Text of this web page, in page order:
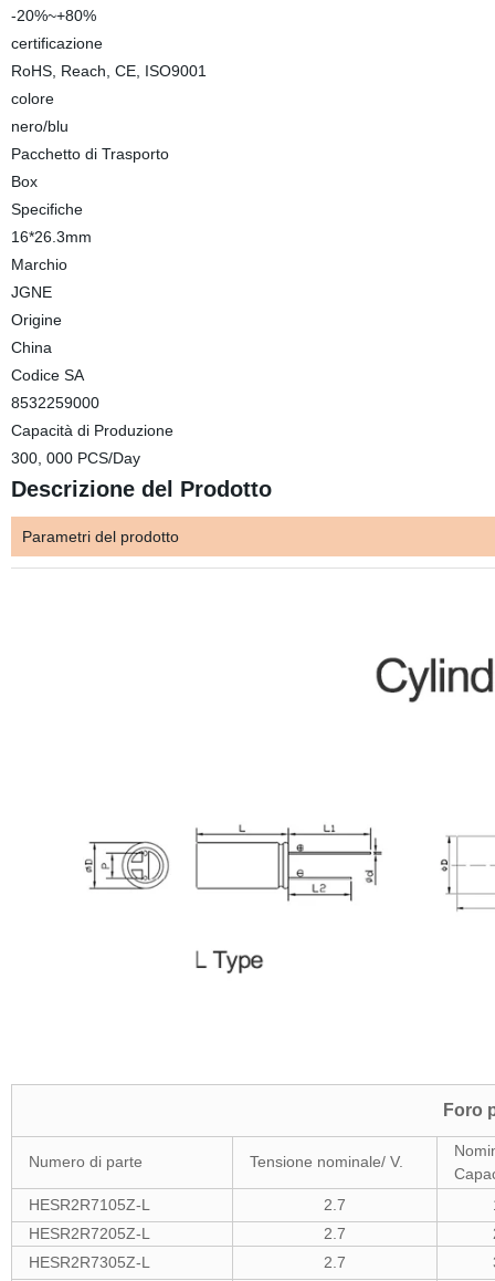
-20%~+80%
certificazione
RoHS, Reach, CE, ISO9001
colore
nero/blu
Pacchetto di Trasporto
Box
Specifiche
16*26.3mm
Marchio
JGNE
Origine
China
Codice SA
8532259000
Capacità di Produzione
300, 000 PCS/Day
Descrizione del Prodotto
Parametri del prodotto
Foro
Numero di parte Tensione nominale/ V.
HESR2R7105Z-L
2.7
HESR2R7205Z-L
2.7
HESR2R7305Z-L
2.7